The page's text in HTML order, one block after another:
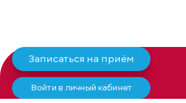
Записаться на приём
Войти в личный кабинет